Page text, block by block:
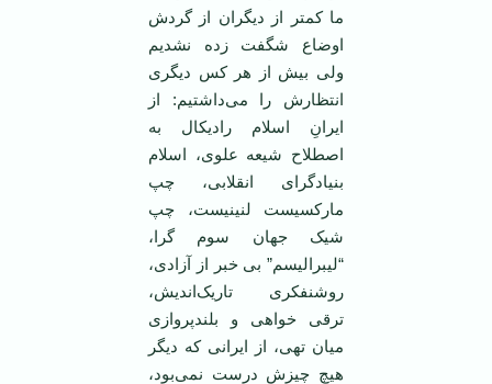
ما کمتر از دیگران از گردش
اوضاع شگفت زده نشدیم
ولی بیش از هر کس دیگری
انتظارش را می‌داشتیم: از
ایرانِ اسلام رادیکال به
اصطلاح شیعه علوی، اسلام
بنیادگرای انقلابی، چپ
مارکسیست لنینیست، چپ
شیک جهان سوم گرا،
“لیبرالیسم” بی خبر از آزادی،
روشنفکری تاریک‌اندیش،
ترقی خواهی و بلندپروازی
میان تهی، از ایرانی که دیگر
هیچ چیزش درست نمی‌بود،